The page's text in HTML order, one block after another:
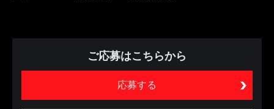
ご応募はこちらから
応募する